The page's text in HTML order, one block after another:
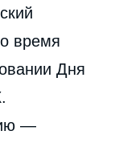
время
Дня
—